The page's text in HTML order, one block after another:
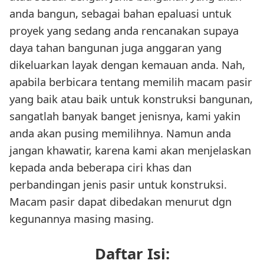
anda bangun, sebagai bahan epaluasi untuk
proyek yang sedang anda rencanakan supaya
daya tahan bangunan juga anggaran yang
dikeluarkan layak dengan kemauan anda. Nah,
apabila berbicara tentang memilih macam pasir
yang baik atau baik untuk konstruksi bangunan,
sangatlah banyak banget jenisnya, kami yakin
anda akan pusing memilihnya. Namun anda
jangan khawatir, karena kami akan menjelaskan
kepada anda beberapa ciri khas dan
perbandingan jenis pasir untuk konstruksi.
Macam pasir dapat dibedakan menurut dgn
kegunannya masing masing.
Daftar Isi: